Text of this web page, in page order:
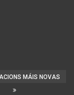
MÁIS NOVAS